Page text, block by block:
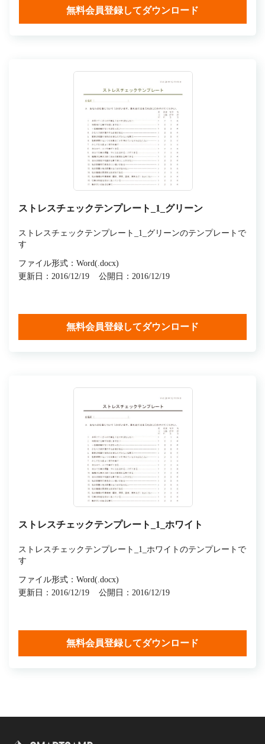
無料会員登録してダウンロード
ストレスチェックテンプレート_1_グリーン
ストレスチェックテンプレート_1_グリーンのテンプレートで
す
ファイル形式：Word(.docx)
更新日：2016/12/19
公開日：2016/12/19
無料会員登録してダウンロード
ストレスチェックテンプレート_1_ホワイト
ストレスチェックテンプレート_1_ホワイトのテンプレートで
す
ファイル形式：Word(.docx)
更新日：2016/12/19
公開日：2016/12/19
無料会員登録してダウンロード